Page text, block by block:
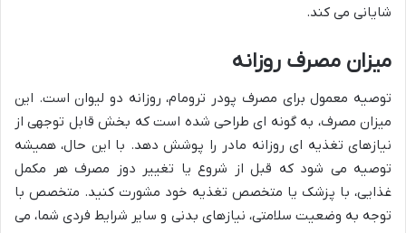
شایانی می کند.
میزان مصرف روزانه
توصیه معمول برای مصرف پودر ترومام، روزانه دو لیوان است. این
میزان مصرف، به گونه ای طراحی شده است که بخش قابل توجهی از
نیازهای تغذیه ای روزانه مادر را پوشش دهد. با این حال، همیشه
توصیه می شود که قبل از شروع یا تغییر دوز مصرف هر مکمل
غذایی، با پزشک یا متخصص تغذیه خود مشورت کنید. متخصص با
توجه به وضعیت سلامتی، نیازهای بدنی و سایر شرایط فردی شما، می